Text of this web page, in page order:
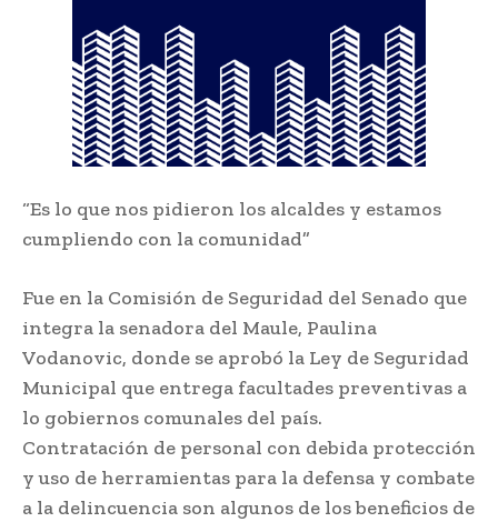
“Es lo que nos pidieron los alcaldes y estamos
cumpliendo con la comunidad”
Fue en la Comisión de Seguridad del Senado que
integra la senadora del Maule, Paulina
Vodanovic, donde se aprobó la Ley de Seguridad
Municipal que entrega facultades preventivas a
lo gobiernos comunales del país.
Contratación de personal con debida protección
y uso de herramientas para la defensa y combate
a la delincuencia son algunos de los beneficios de